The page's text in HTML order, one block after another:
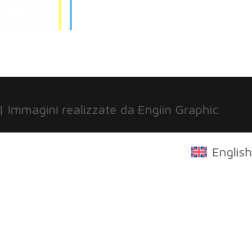
| Immagini realizzate da Engiin Graphic
English